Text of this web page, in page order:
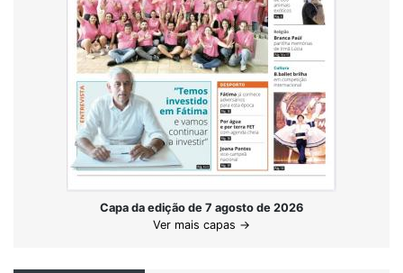
Capa da edição de 7 agosto de 2026
Ver mais capas →